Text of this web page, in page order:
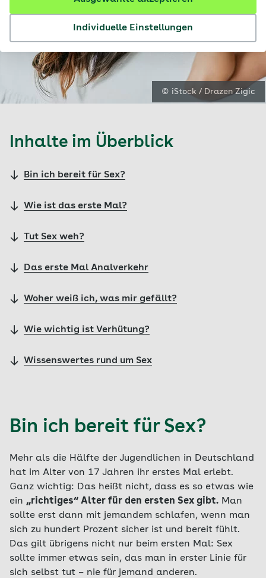
Individuelle Einstellungen
© iStock / Drazen Zigic
Inhalte im Überblick
Bin ich bereit für Sex?
Wie ist das erste Mal?
Tut Sex weh?
Das erste Mal Analverkehr
Woher weiß ich, was mir gefällt?
Wie wichtig ist Verhütung?
Wissenswertes rund um Sex
Bin ich bereit für Sex?
Mehr als die Hälfte der Jugendlichen in Deutschland
hat im Alter von 17 Jahren ihr erstes Mal erlebt.
Ganz wichtig: Das heißt nicht, dass es so etwas wie
ein „richtiges“ Alter für den ersten Sex gibt. Man
sollte erst dann mit jemandem schlafen, wenn man
sich zu hundert Prozent sicher ist und bereit fühlt.
Das gilt übrigens nicht nur beim ersten Mal: Sex
sollte immer etwas sein, das man in erster Linie für
sich selbst tut – nie für jemand anderen.